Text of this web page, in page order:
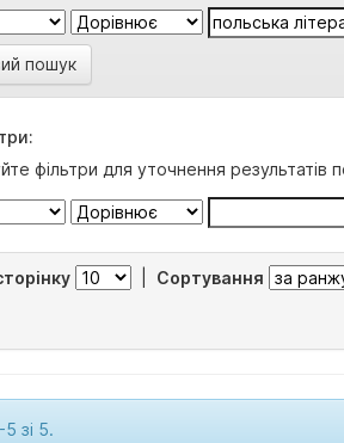
пошук
фільтри для уточнення результатів
Сортування
зі 5.